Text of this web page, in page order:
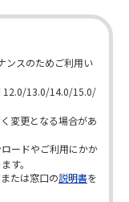
サービス休止期間
せん。
翌日7：59
）
ビスへの登録が必要
合は、メールまたは電
金される時間は、ご利
めご了承ください。
ンスのためご利用い
12.0/13.0/14.0/15.0/
変更となる場合があ
ードやご利用にかか
す。
たは窓口の説明書を